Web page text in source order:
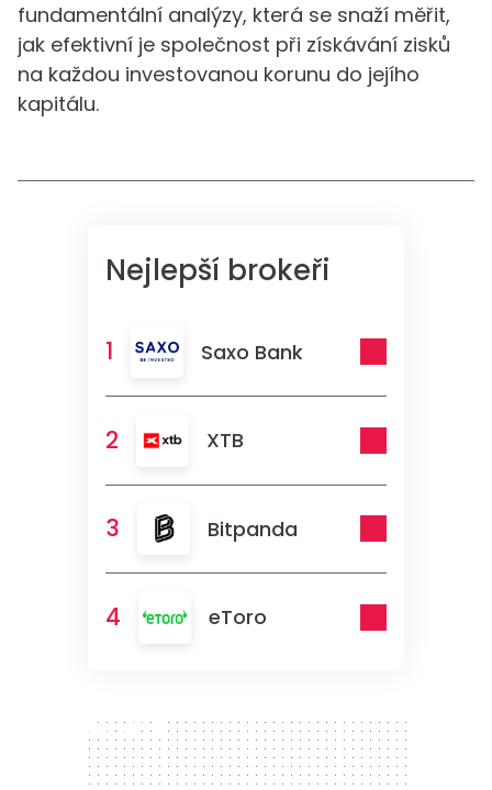
fundamentální analýzy, která se snaží měřit,
jak efektivní je společnost při získávání zisků
na každou investovanou korunu do jejího
kapitálu.
Nejlepší brokeři
1 Saxo Bank
2 XTB
3 Bitpanda
4 eToro
300 x 250